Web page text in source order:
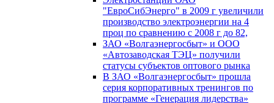
"ЕвроСибЭнерго" в 2009 г увеличили
производство электроэнергии на 4
проц по сравнению с 2008 г до 82,
ЗАО «Волгаэнергосбыт» и ООО
«Автозаводская ТЭЦ» получили
статусы субъектов оптового рынка
В ЗАО «Волгаэнергосбыт» прошла
серия корпоративных тренингов по
программе «Генерация лидерства»